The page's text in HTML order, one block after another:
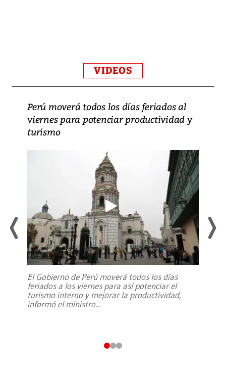
VIDEOS
Perú moverá todos los días feriados al
viernes para potenciar productividad y
turismo
El Gobierno de Perú moverá todos los días
feriados a los viernes para así potenciar el
turismo interno y mejorar la productividad,
informó el ministro...